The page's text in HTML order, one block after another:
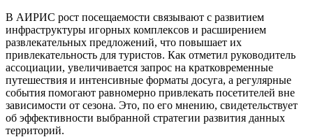
В АИРИС рост посещаемости связывают с развитием
инфраструктуры игорных комплексов и расширением
развлекательных предложений, что повышает их
привлекательность для туристов. Как отметил руководитель
ассоциации, увеличивается запрос на кратковременные
путешествия и интенсивные форматы досуга, а регулярные
события помогают равномерно привлекать посетителей вне
зависимости от сезона. Это, по его мнению, свидетельствует
об эффективности выбранной стратегии развития данных
территорий.